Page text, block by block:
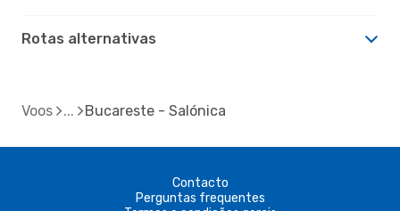
Rotas alternativas
Voos Bucareste - Salónica
Contacto
Perguntas frequentes